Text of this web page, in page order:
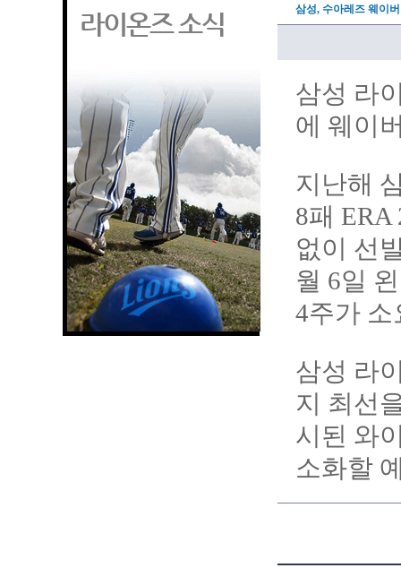
라이온즈 소식 삼성, 수아레즈 웨이
삼성 라
에 웨이
지난해
8패
없이 선
월 6일
4주가 소
삼성 라
지 최선
시된 와
소화할